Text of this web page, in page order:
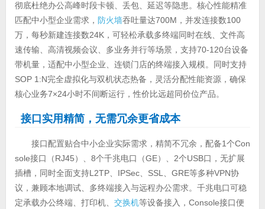
彻底杜绝办公高峰时段卡顿、丢包、延迟等隐患。核心性能精准
匹配中小型企业需求， 防火墙吞吐量达700M，并发连接数100
万，每秒新建连接数24K，可轻松承载多终端同时在线、文件高
速传输、高清视频会议、多业务并行等场景，支持70-120台设备
带机量，适配中小型企业、连锁门店的终端接入规模。同时支持
SOP 1:N完全虚拟化与双机状态热备，灵活分配性能资源，确保
核心业务7×24小时不间断运行，性价比远超同价位产品。
接口实用精简，无需冗余更省成本
接口配置贴合中小企业实际需求，精简不冗余，配备1个Con
sole接口（RJ45）、8个千兆电口（GE）、2个USB口，无扩展
插槽，同时全面支持L2TP、IPSec、SSL、GRE等多种VPN协
议，兼顾本地调试、多终端接入与远程办公需求。千兆电口可稳
定承载办公终端、打印机、 交换机等设备接入，Console接口便